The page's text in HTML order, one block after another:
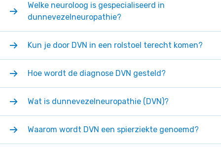
Welke neuroloog is gespecialiseerd in
dunnevezelneuropathie?
Kun je door DVN in een rolstoel terecht komen?
Hoe wordt de diagnose DVN gesteld?
Wat is dunnevezelneuropathie (DVN)?
Waarom wordt DVN een spierziekte genoemd?